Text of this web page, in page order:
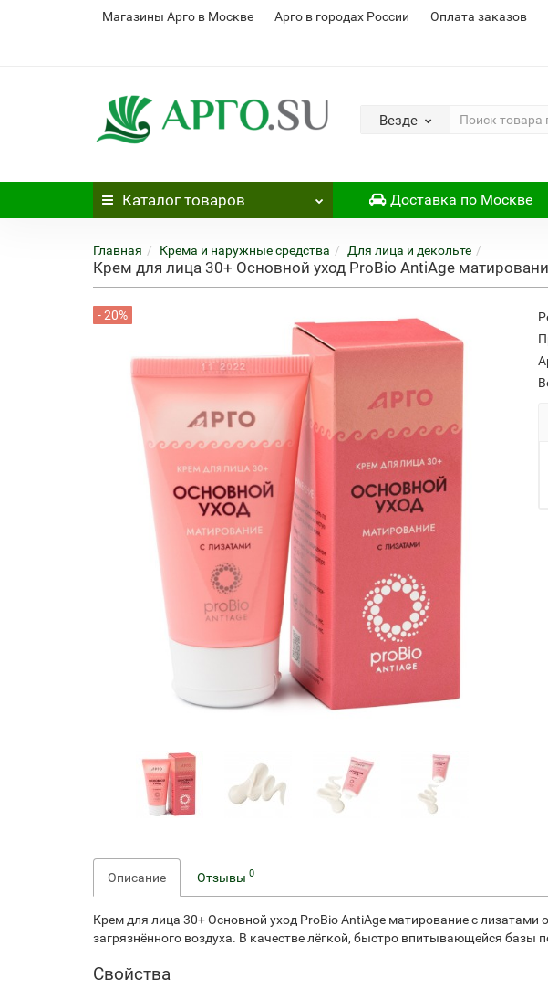
Магазины Арго в Москве Арго в городах России Оплата заказов
Везде
Каталог товаров Доставка по Москве
Главная Крема и наружные средства Для лица и декольте
Крем для лица 30+ Основной уход ProBio AntiAge
- 20%
Описание Отзывы 0
Крем для лица 30+ Основной уход ProBio AntiAge матирование с
загрязнённого воздуха. В качестве лёгкой, быстро впитывающейся
Свойства